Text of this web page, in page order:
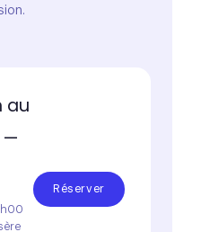
au
—
Réserver